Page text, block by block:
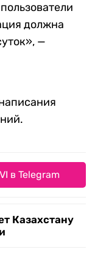
должна
—
в Telegram
Казахстану